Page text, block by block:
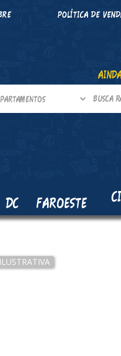
POLÍTICA DE
DC FAROESTE